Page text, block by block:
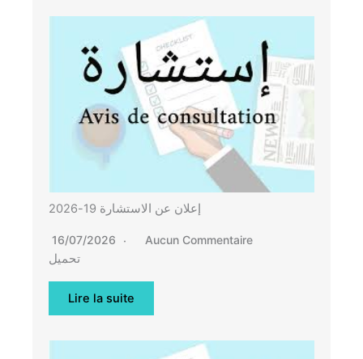
إعلان عن الاستشارة 19-2026
16/07/2026 Aucun Commentaire
تحميل
Lire la suite